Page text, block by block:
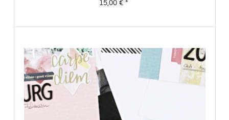
Preis
15,00 €*